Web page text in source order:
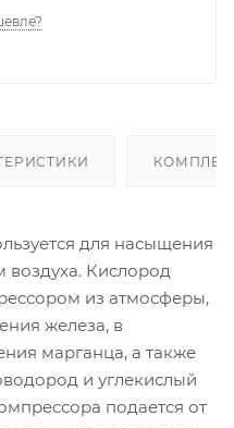
для насыщения
Кислород
из атмосферы,
железа, в
марганца, а также
и углекислый
подается от